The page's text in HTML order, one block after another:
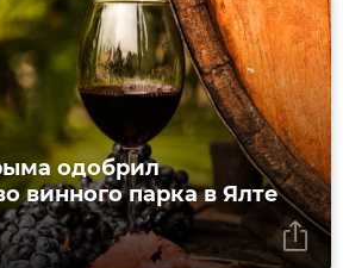
одобрил
винного парка в Ялте